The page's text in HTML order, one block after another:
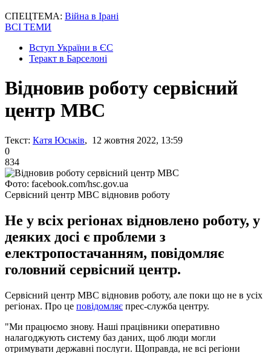
СПЕЦТЕМА: Війна в Ірані
ВСІ ТЕМИ
Вступ України в ЄС
Теракт в Барселоні
Відновив роботу сервісний
центр МВС
Текст: Катя Юськів, 12 жовтня 2022, 13:59
0
834
Фото: facebook.com/hsc.gov.ua
Сервісний центр МВС відновив роботу
Не у всіх регіонах відновлено роботу, у
деяких досі є проблеми з
електропостачанням, повідомляє
головний сервісний центр.
Сервісний центр МВС відновив роботу, але поки що не в усіх
регіонах. Про це повідомляє прес-служба центру.
"Ми працюємо знову. Наші працівники оперативно
налагоджують систему баз даних, щоб люди могли
отримувати державні послуги. Щоправда, не всі регіони